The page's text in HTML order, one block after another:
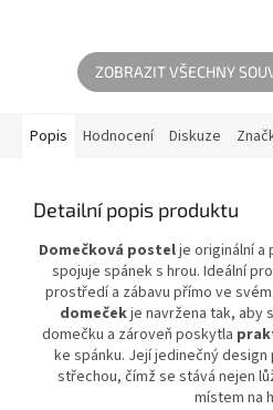
ZOBRAZIT VŠECHNY
Popis Hodnocení Diskuze
Detailní popis produktu
Domečková postelje originální
spojuje spánek s hrou. Ideální
prostředí a zábavu přímo ve
domečekje navržena tak, aby
domečku a zároveň poskytla
ke spánku. Její jedinečný
střechou, čímž se stává nejen
místem na